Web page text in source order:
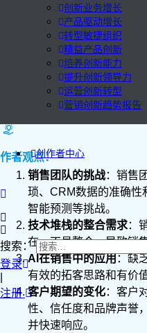
创新业务增长
产品驱动增长
转型敏捷组织
精益产品创新
培养创新能力
提升创新领导力
运营创新转型
营销创新趋势报告
创作者中心
搜索：
登录
注册
作者观点：
销售团队的挑战：销售
琐、CRM数据的准确性
智能预测等挑战。
技术堆栈的整合需求：
在，不易整合，导致销
AI在销售中的应用 ：缺
有效的拓客思路和有价
客户期望的变化：客户
性、信任度和品牌声誉
并快速响应。